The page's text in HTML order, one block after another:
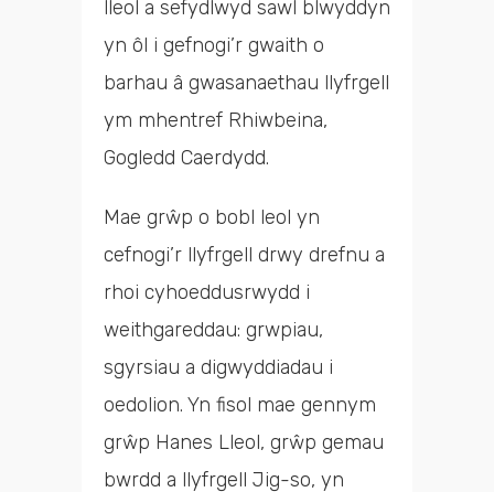
lleol a sefydlwyd sawl blwyddyn
yn ôl i gefnogi’r gwaith o
barhau â gwasanaethau llyfrgell
ym mhentref Rhiwbeina,
Gogledd Caerdydd.
Mae grŵp o bobl leol yn
cefnogi’r llyfrgell drwy drefnu a
rhoi cyhoeddusrwydd i
weithgareddau: grwpiau,
sgyrsiau a digwyddiadau i
oedolion. Yn fisol mae gennym
grŵp Hanes Lleol, grŵp gemau
bwrdd a llyfrgell Jig-so, yn